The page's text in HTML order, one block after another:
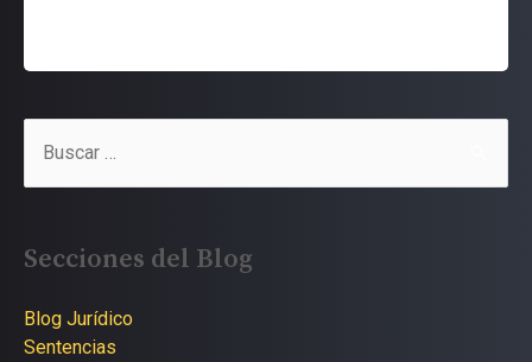
Buscar
por:
Secciones del Blog
Blog Jurídico
Sentencias